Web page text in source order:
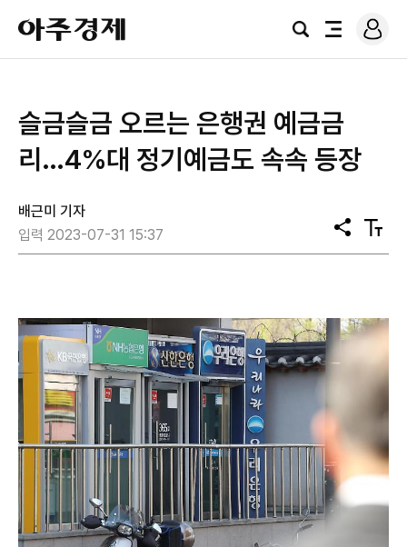
아
주
경
검
전
로
그
슬금슬금 오르는 은행권 예금금
리…4%대 정기예금도 속속 등장
배근미 기자
입력 2023-07-31 15:37
공
유
텍
스